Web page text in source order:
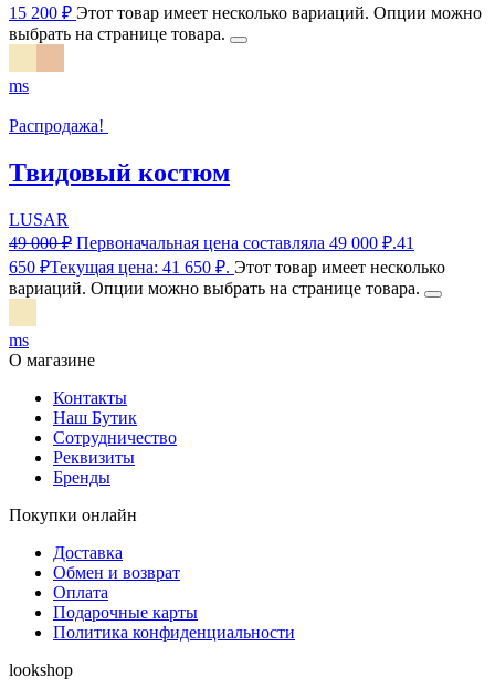
15 200 ₽ Этот товар имеет несколько вариаций. Опции можно
выбрать на странице товара.
ms
Распродажа!
Твидовый костюм
LUSAR
49 000₽ Первоначальная цена составляла 49 000 ₽.41
650 ₽Текущая цена: 41 650 ₽. Этот товар имеет несколько
вариаций. Опции можно выбрать на странице товара.
ms
О магазине
Контакты
Наш Бутик
Сотрудничество
Реквизиты
Бренды
Покупки онлайн
Доставка
Обмен и возврат
Оплата
Подарочные карты
Политика конфиденциальности
lookshop